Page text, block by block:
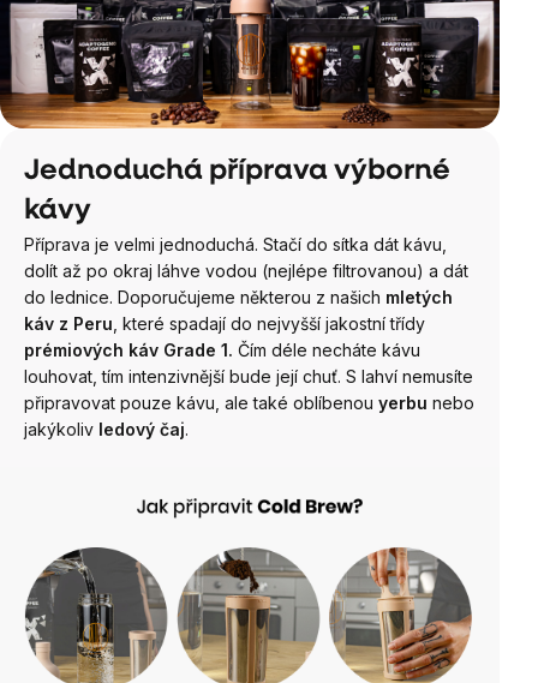
Jednoduchá příprava výborné
kávy
Příprava je velmi jednoduchá. Stačí do sítka dát kávu,
dolít až po okraj láhve vodou (nejlépe filtrovanou) a dát
do lednice. Doporučujeme některou z našich mletých
káv z Peru , které spadají do nejvyšší jakostní třídy
prémiových káv Grade 1. Čím déle necháte kávu
louhovat, tím intenzivnější bude její chuť. S lahví nemusíte
připravovat pouze kávu, ale také oblíbenou yerbu nebo
jakýkoliv ledový čaj.